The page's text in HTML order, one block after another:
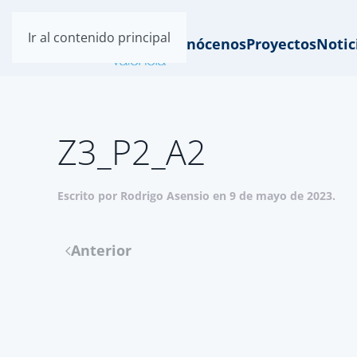
Ir al contenido principalConócenosProyectos
Z3_P2_A2
Escrito por Rodrigo Asensio en 9 de mayo de 2023.
Anterior